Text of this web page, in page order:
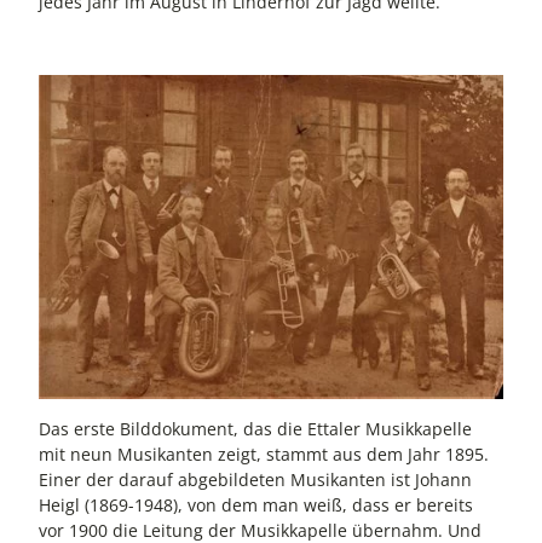
Das erste Bilddokument, das die Ettaler Musikkapelle
mit neun Musikanten zeigt, stammt aus dem Jahr 1895.
Einer der darauf abgebildeten Musikanten ist Johann
Heigl (1869-1948), von dem man weiß, dass er bereits
vor 1900 die Leitung der Musikkapelle übernahm. Und